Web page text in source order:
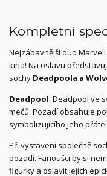
Kompletní
Nejzábavnější duo
kina! Na oslavu
sochy Deadpoola a
Deadpool: Deadpool ve
mečů. Pozadí obsahuje
symbolizujícího jeho
Při vystavení společně
pozadí. Fanoušci by si
figurky a oslavit jejich